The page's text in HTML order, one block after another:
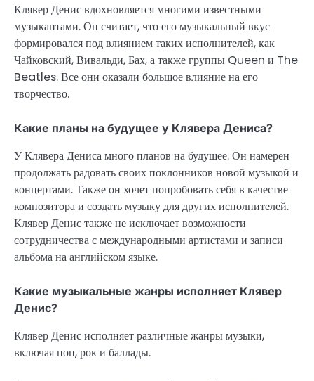
Клявер Денис вдохновляется многими известными
музыкантами. Он считает, что его музыкальный вкус
формировался под влиянием таких исполнителей, как
Чайковский, Вивальди, Бах, а также группы Queen и The
Beatles. Все они оказали большое влияние на его
творчество.
Какие планы на будущее у Клявера Дениса?
У Клявера Дениса много планов на будущее. Он намерен
продолжать радовать своих поклонников новой музыкой и
концертами. Также он хочет попробовать себя в качестве
композитора и создать музыку для других исполнителей.
Клявер Денис также не исключает возможности
сотрудничества с международными артистами и записи
альбома на английском языке.
Какие музыкальные жанры исполняет Клявер
Денис?
Клявер Денис исполняет различные жанры музыки,
включая поп, рок и баллады.